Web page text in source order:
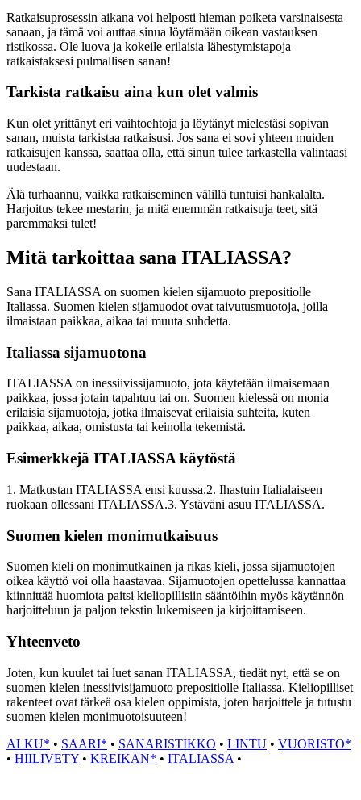
Ratkaisuprosessin aikana voi helposti hieman poiketa varsinaisesta
sanaan, ja tämä voi auttaa sinua löytämään oikean vastauksen
ristikossa. Ole luova ja kokeile erilaisia lähestymistapoja
ratkaistaksesi pulmallisen sanan!
Tarkista ratkaisu aina kun olet valmis
Kun olet yrittänyt eri vaihtoehtoja ja löytänyt mielestäsi sopivan
sanan, muista tarkistaa ratkaisusi. Jos sana ei sovi yhteen muiden
ratkaisujen kanssa, saattaa olla, että sinun tulee tarkastella valintaasi
uudestaan.
Älä turhaannu, vaikka ratkaiseminen välillä tuntuisi hankalalta.
Harjoitus tekee mestarin, ja mitä enemmän ratkaisuja teet, sitä
paremmaksi tulet!
Mitä tarkoittaa sana ITALIASSA?
Sana ITALIASSA on suomen kielen sijamuoto prepositiolle
Italiassa. Suomen kielen sijamuodot ovat taivutusmuotoja, joilla
ilmaistaan paikkaa, aikaa tai muuta suhdetta.
Italiassa sijamuotona
ITALIASSA on inessiivissijamuoto, jota käytetään ilmaisemaan
paikkaa, jossa jotain tapahtuu tai on. Suomen kielessä on monia
erilaisia sijamuotoja, jotka ilmaisevat erilaisia suhteita, kuten
paikkaa, aikaa, omistusta tai keinolla tekemistä.
Esimerkkejä ITALIASSA käytöstä
1. Matkustan ITALIASSA ensi kuussa.2. Ihastuin Italialaiseen
ruokaan ollessani ITALIASSA.3. Ystäväni asuu ITALIASSA.
Suomen kielen monimutkaisuus
Suomen kieli on monimutkainen ja rikas kieli, jossa sijamuotojen
oikea käyttö voi olla haastavaa. Sijamuotojen opettelussa kannattaa
kiinnittää huomiota paitsi kieliopillisiin sääntöihin myös käytännön
harjoitteluun ja paljon tekstin lukemiseen ja kirjoittamiseen.
Yhteenveto
Joten, kun kuulet tai luet sanan ITALIASSA, tiedät nyt, että se on
suomen kielen inessiivisijamuoto prepositiolle Italiassa. Kieliopilliset
rakenteet ovat tärkeä osa kielen oppimista, joten harjoittele ja tutustu
suomen kielen monimuotoisuuteen!
ALKU* • SAARI* • SANARISTIKKO • LINTU • VUORISTO*
• HIILIVETY • KREIKAN* • ITALIASSA •